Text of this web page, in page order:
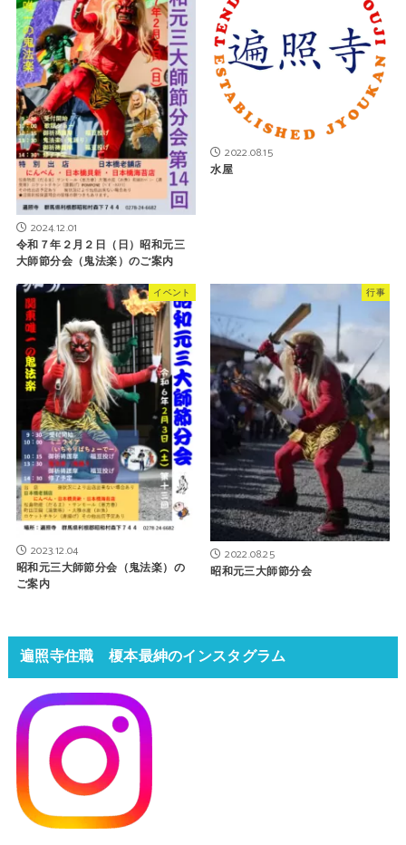
2024.12.01
令和７年２月２日（日）昭和元三
大師節分会（鬼法楽）のご案内
2022.08.15
水屋
イベント
2023.12.04
昭和元三大師節分会（鬼法楽）の
ご案内
行事
2022.08.25
昭和元三大師節分会
遍照寺住職 榎本最紳のインスタグラム